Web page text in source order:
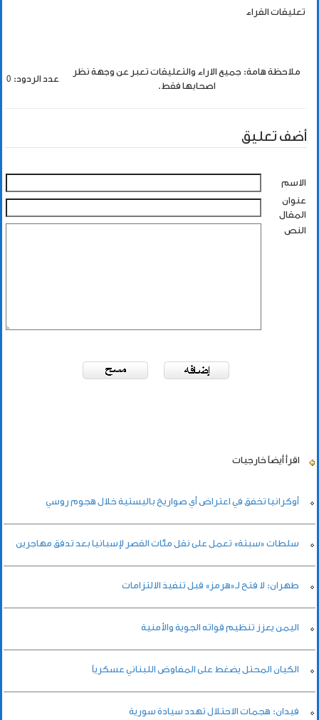
تعليقات القراء
ملاحظة هامة: جميع الاراء والتعليقات تعبر عن وجهة نظر
اصحابها فقط.
عدد الردود: 0
أضف تعليق
الاسم
عنوان
المقال
النص
اقرأ أيضاً خارجيات
أوكرانيا تخفق في اعتراض أي صواريخ باليستية خلال هجوم روسي
سلطات «سبتة» تعمل على نقل مئات القصر لإسبانيا بعد تدفق مهاجرين
طهران: لا فتح لـ«هرمز» قبل تنفيذ الالتزامات
اليمن يعزز تنظيم قواته الجوية والأمنية
الكيان المحتل يضغط على المفاوض اللبناني عسكرياً
فيدان: هجمات الاحتلال تهدد سيادة سورية